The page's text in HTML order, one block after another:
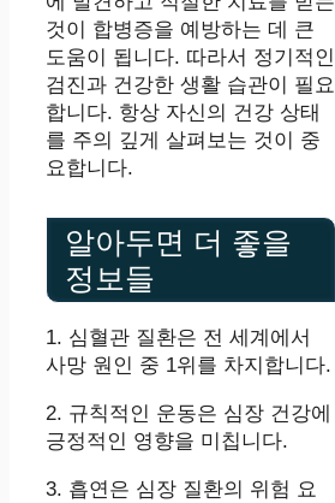
것이 합병증을 예방하는 데 큰
도움이 됩니다. 따라서 정기적인
검진과 건강한 생활 습관이 필요
합니다. 항상 자신의 건강 상태
를 주의 깊게 살펴보는 것이 중
요합니다.
알아두면 더 좋을
정보들
1. 심혈관 질환은 전 세계에서
사망 원인 중 1위를 차지합니다.
2. 규칙적인 운동은 심장 건강에
긍정적인 영향을 미칩니다.
3. 흡연은 심장 질환의 위험 요